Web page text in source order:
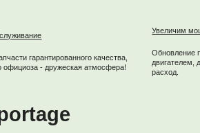
гарантированного качества,
официоза - дружеская атмосфера!
Увеличим
Обновление
двигателем,
расход.